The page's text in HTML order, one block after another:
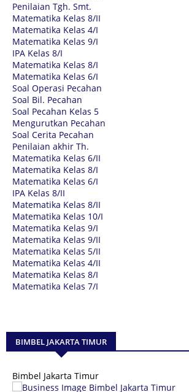
Penilaian Tgh. Smt.
Matematika Kelas 8/II
Matematika Kelas 4/I
Matematika Kelas 9/I
IPA Kelas 8/I
Matematika Kelas 8/I
Matematika Kelas 6/I
Soal Operasi Pecahan
Soal Bil. Pecahan
Soal Pecahan Kelas 5
Mengurutkan Pecahan
Soal Cerita Pecahan
Penilaian akhir Th.
Matematika Kelas 6/II
Matematika Kelas 8/I
Matematika Kelas 6/I
IPA Kelas 8/II
Matematika Kelas 8/II
Matematika Kelas 10/I
Matematika Kelas 9/I
Matematika Kelas 9/II
Matematika Kelas 5/II
Matematika Kelas 4/II
Matematika Kelas 8/I
Matematika Kelas 7/I
BIMBEL JAKARTA TIMUR
Bimbel Jakarta Timur